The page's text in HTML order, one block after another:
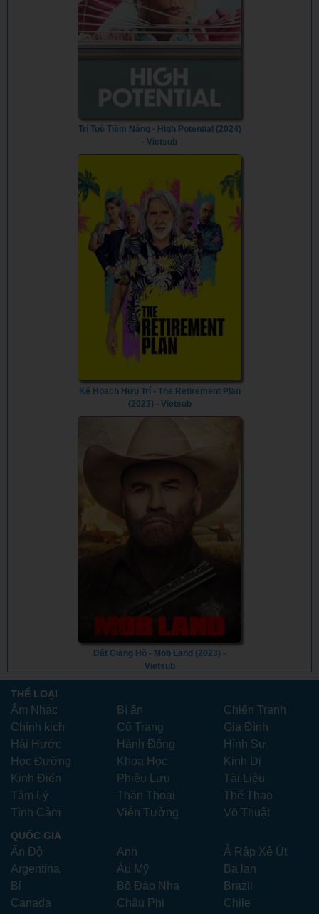
Trí Tuệ Tiềm Năng - High Potential (2024)
- Vietsub
Kế Hoạch Hưu Trí - The Retirement Plan
(2023) - Vietsub
Đất Giang Hồ - Mob Land (2023) -
Vietsub
THỂ LOẠI
Âm Nhạc Bí ẩn
Chiến Tranh
Chính kịch
Cổ Trang
Gia Đình
Hài Hước
Hành Động
Hình Sự
Học Đường
Khoa Học
Kinh Dị
Kinh Điển
Phiêu Lưu
Tài Liệu
Tâm Lý
Thần Thoại
Thể Thao
Tình Cảm
Viễn Tưởng Võ Thuật
QUỐC GIA
Ấn Độ Anh
Ả Rập Xê Út
Argentina
Âu Mỹ
Ba lan
Bỉ
Bồ Đào Nha
Brazil
Canada
Châu Phi
Chile